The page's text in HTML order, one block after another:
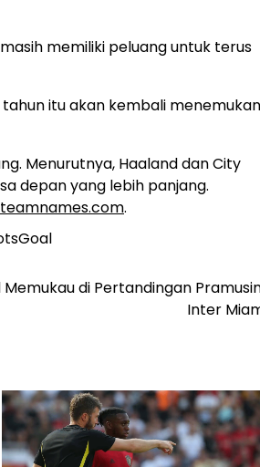
memiliki peluang untuk terus
itu akan kembali menemukan
Menurutnya, Haaland dan City
depan yang lebih panjang.
.
Memukau di Pertandingan
Inter